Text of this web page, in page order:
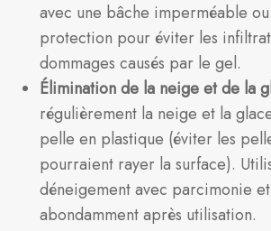
avec une bâche imperméable
protection pour éviter les
dommages causés par le gel.
Élimination de la neige et de la
régulièrement la neige et la
pelle en plastique (éviter les
pourraient rayer la surface).
déneigement avec parcimonie
abondamment après utilisation.